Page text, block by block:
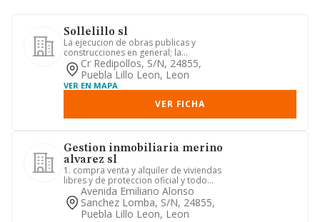
Sollelillo sl
La ejecucion de obras publicas y
construcciones en general; la
adquisicion, parcelacion, urbanizaci...
Cr Redipollos, S/n, 24855,
Puebla Lillo Leon, Leon
VER EN MAPA
VER FICHA
Gestion inmobiliaria merino
alvarez sl
1. compra venta y alquiler de viviendas
libres y de proteccion oficial y todo
tipo de inmuebles. 2....
Avenida Emiliano Alonso
Sanchez Lomba, S/n, 24855,
Puebla Lillo Leon, Leon